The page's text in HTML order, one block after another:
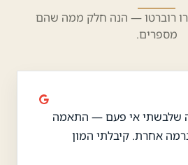
רוברטו — הנה חלק ממה שהם
מספרים.
שלבשתי אי פעם — התאמה
אחרת. קיבלתי המון